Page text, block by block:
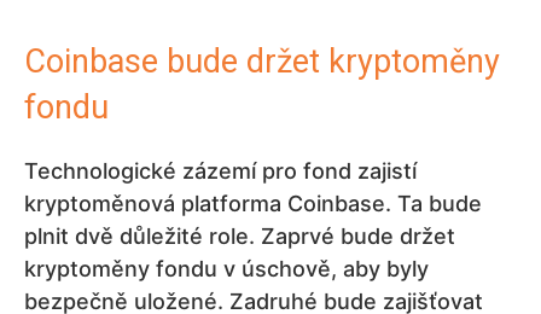
Coinbase bude držet kryptoměny
fondu
Technologické zázemí pro fond zajistí
kryptoměnová platforma Coinbase. Ta bude
plnit dvě důležité role. Zaprvé bude držet
kryptoměny fondu v úschově, aby byly
bezpečně uložené. Zadruhé bude zajišťovat